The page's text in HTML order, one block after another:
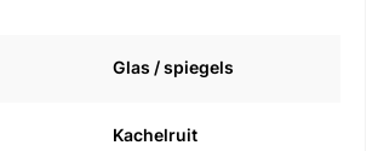
Glas / spiegels
Kachelruit